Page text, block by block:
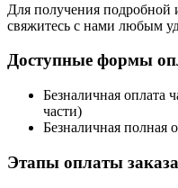
Для получения подробной
свяжитесь с нами любым
Доступные формы
Безналичная оплата
части)
Безналичная полная
Этапы оплаты